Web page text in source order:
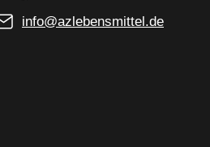
info@azlebensmittel.de